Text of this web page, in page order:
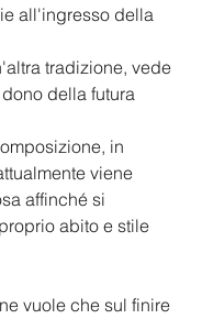
all'ingresso della
tradizione, vede
della futura
in
viene
affinché si
abito e stile
vuole che sul finire